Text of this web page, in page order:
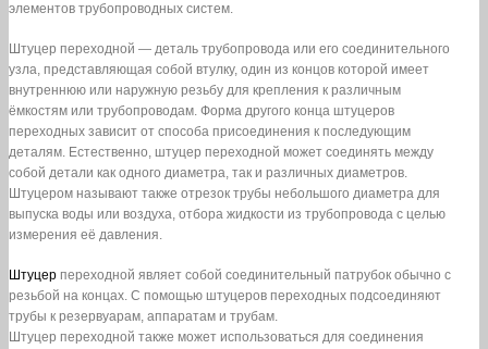
элементов трубопроводных систем.
Штуцер переходной — деталь трубопровода или его соединительного
узла, представляющая собой втулку, один из концов которой имеет
внутреннюю или наружную резьбу для крепления к различным
ёмкостям или трубопроводам. Форма другого конца штуцеров
переходных зависит от способа присоединения к последующим
деталям. Естественно, штуцер переходной может соединять между
собой детали как одного диаметра, так и различных диаметров.
Штуцером называют также отрезок трубы небольшого диаметра для
выпуска воды или воздуха, отбора жидкости из трубопровода с целью
измерения её давления.
Штуцер переходной являет собой соединительный патрубок обычно с
резьбой на концах. С помощью штуцеров переходных подсоединяют
трубы к резервуарам, аппаратам и трубам.
Штуцер переходной также может использоваться для соединения